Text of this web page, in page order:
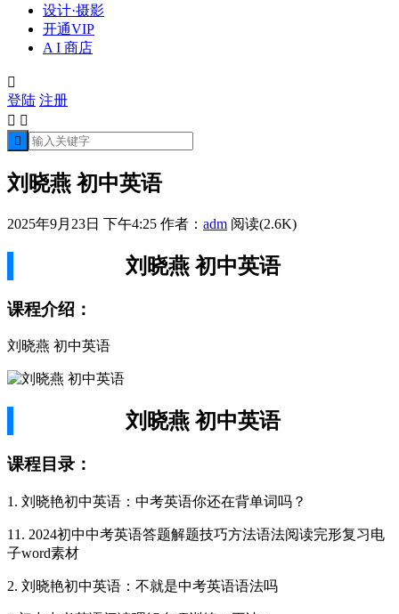
设计·摄影
开通VIP
A I 商店

登陆 注册
 

刘晓燕 初中英语
2025年9月23日 下午4:25 作者： adm 阅读(2.6K)
刘晓燕 初中英语
课程介绍：
刘晓燕 初中英语
刘晓燕 初中英语
课程目录：
1. 刘晓艳初中英语：中考英语你还在背单词吗？
11. 2024初中中考英语答题解题技巧方法语法阅读完形复习电
子word素材
2. 刘晓艳初中英语：不就是中考英语语法吗